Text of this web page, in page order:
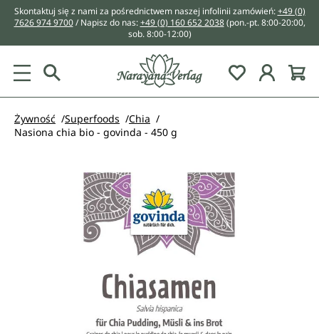
zawartości
Skontaktuj się z nami za pośrednictwem naszej infolinii zamówień:+49 (0)
7626 974 9700/ Napisz do nas:+49 (0) 160 652 2038 (pon.-pt. 8:00-20:00,
sob. 8:00-12:00)
You have 0
Żywność Superfoods
Chia
Nasiona chia bio - govinda - 450 g
Pomiń galerię zdjęć